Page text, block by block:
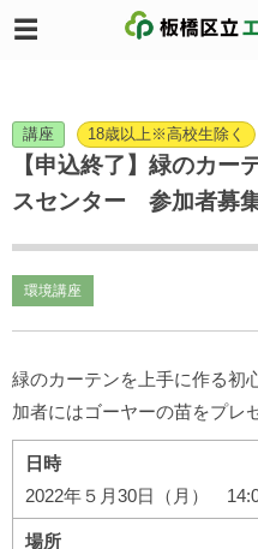
講座 18歳以上※高校生除く
【申込終了】緑のカー
スセンター 参加者募
環境講座
緑のカーテンを上手に作る初
加者にはゴーヤーの苗をプレ
日時
2022年５月30日（月）
場所